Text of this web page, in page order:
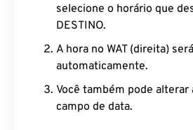
selecione o horário que
DESTINO.
A hora no WAT (direita)
automaticamente.
Você também pode alterar
campo de data.